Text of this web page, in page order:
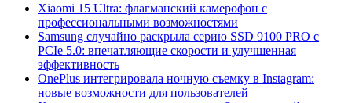
Xiaomi 15 Ultra: флагманский камерофон с
профессиональными возможностями
Samsung случайно раскрыла серию SSD 9100 PRO с
PCIe 5.0: впечатляющие скорости и улучшенная
эффективность
OnePlus интегрировала ночную съемку в Instagram:
новые возможности для пользователей